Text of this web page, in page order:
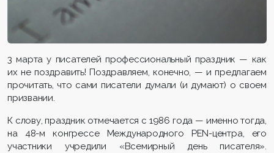
3 марта у писателей профессиональный праздник — как
их не поздравить! Поздравляем, конечно, — и предлагаем
прочитать, что сами писатели думали (и думают) о своем
призвании.
К слову, праздник отмечается с 1986 года — именно тогда,
на 48-м конгрессе Международного PEN-центра, его
участники учредили «Всемирный день писателя».